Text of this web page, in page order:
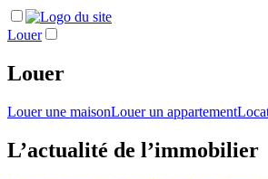
Louer
Louer
Louer une maisonLouer un appartement
L’actualité de l’immobilier